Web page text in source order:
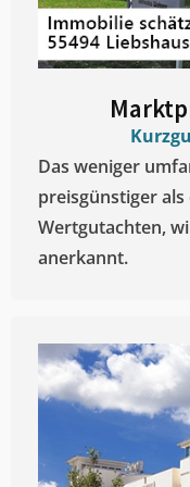
Das weniger
preisgünstiger
Wertgutachten,
anerkannt.